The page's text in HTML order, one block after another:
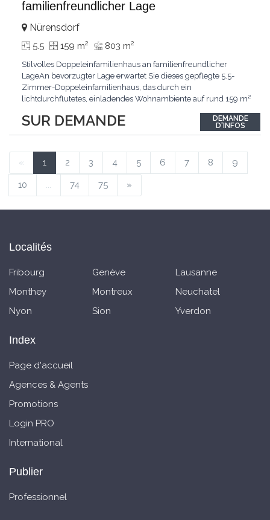
familienfreundlicher Lage
SUR DEMANDE
Nürensdorf
5.5 159 m2 803 m2
Stilvolles Doppeleinfamilienhaus an familienfreundlicher
LageAn bevorzugter Lage erwartet Sie dieses gepflegte 5.5-
Zimmer-Doppeleinfamilienhaus, das durch ein
lichtdurchflutetes, einladendes Wohnambiente auf rund 159 m²
Liegenschaft in einem hervorragenden Zustand und vereint
zeitgemässen Wohnkomfort perfekt mit nachhaltiger
DEMANDE
D'INFOS
« 1 2 3 4 5 6 7 8 9
10 ... 74 75 »
Localités
Fribourg Genève
Lausanne
Monthey
Montreux
Neuchatel
Nyon
Sion Yverdon
Index
Page d'accueil
Agences & Agents
Promotions
Login PRO
International
Publier
Professionnel